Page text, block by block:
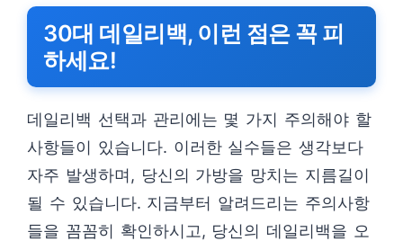
30대 데일리백, 이런 점은 꼭 피
하세요!
데일리백 선택과 관리에는 몇 가지 주의해야 할
사항들이 있습니다. 이러한 실수들은 생각보다
자주 발생하며, 당신의 가방을 망치는 지름길이
될 수 있습니다. 지금부터 알려드리는 주의사항
들을 꼼꼼히 확인하시고, 당신의 데일리백을 오